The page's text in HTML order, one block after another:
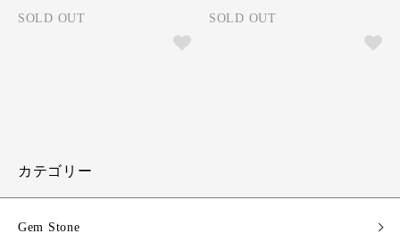
SOLD OUT SOLD OUT
カテゴリー
Gem Stone